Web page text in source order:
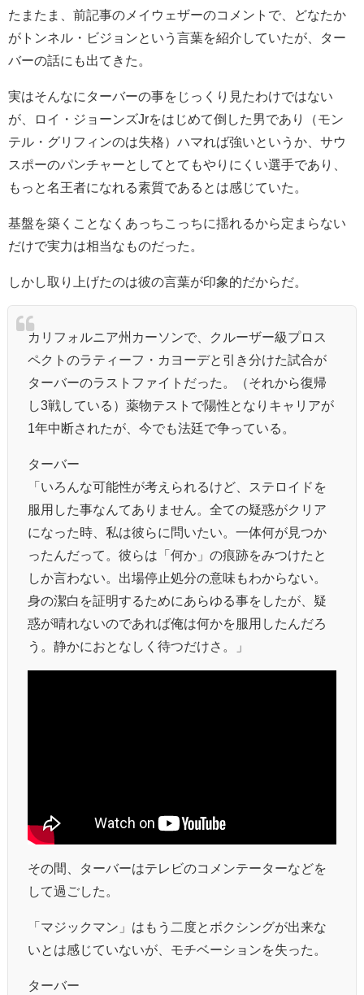
たまたま、前記事のメイウェザーのコメントで、どなたか
がトンネル・ビジョンという言葉を紹介していたが、ター
バーの話にも出てきた。
実はそんなにターバーの事をじっくり見たわけではない
が、ロイ・ジョーンズJrをはじめて倒した男であり（モン
テル・グリフィンのは失格）ハマれば強いというか、サウ
スポーのパンチャーとしてとてもやりにくい選手であり、
もっと名王者になれる素質であるとは感じていた。
基盤を築くことなくあっちこっちに揺れるから定まらない
だけで実力は相当なものだった。
しかし取り上げたのは彼の言葉が印象的だからだ。
カリフォルニア州カーソンで、クルーザー級プロス
ペクトのラティーフ・カヨーデと引き分けた試合が
ターバーのラストファイトだった。（それから復帰
し3戦している）薬物テストで陽性となりキャリアが
1年中断されたが、今でも法廷で争っている。
ターバー
「いろんな可能性が考えられるけど、ステロイドを
服用した事なんてありません。全ての疑惑がクリア
になった時、私は彼らに問いたい。一体何が見つか
ったんだって。彼らは「何か」の痕跡をみつけたと
しか言わない。出場停止処分の意味もわからない。
身の潔白を証明するためにあらゆる事をしたが、疑
惑が晴れないのであれば俺は何かを服用したんだろ
う。静かにおとなしく待つだけさ。」
その間、ターバーはテレビのコメンテーターなどを
して過ごした。
「マジックマン」はもう二度とボクシングが出来な
いとは感じていないが、モチベーションを失った。
ターバー